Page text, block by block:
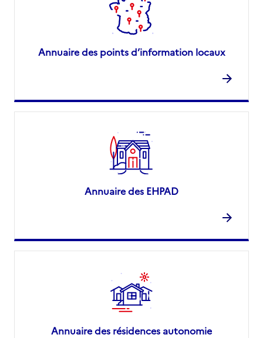
Annuaire des points d’information locaux
Annuaire des EHPAD
Annuaire des résidences autonomie